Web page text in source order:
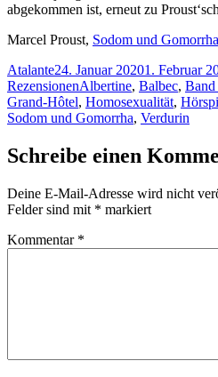
ab­ge­kom­men ist, er­neut zu
Mar­cel Proust, So­dom und Go­mor­rha
Autor
AtalanteVeröffentlicht
am
24. Januar 20201. Februar
RezensionenSchlagwörter
Albertine, Balbec, Band
Grand-Hôtel, Homosexualität,
Sodom und Gomorrha, Verdurin
Schreibe einen
Deine E-Mail-Adresse wird nicht
Felder sind mit * markiert
Kommentar *